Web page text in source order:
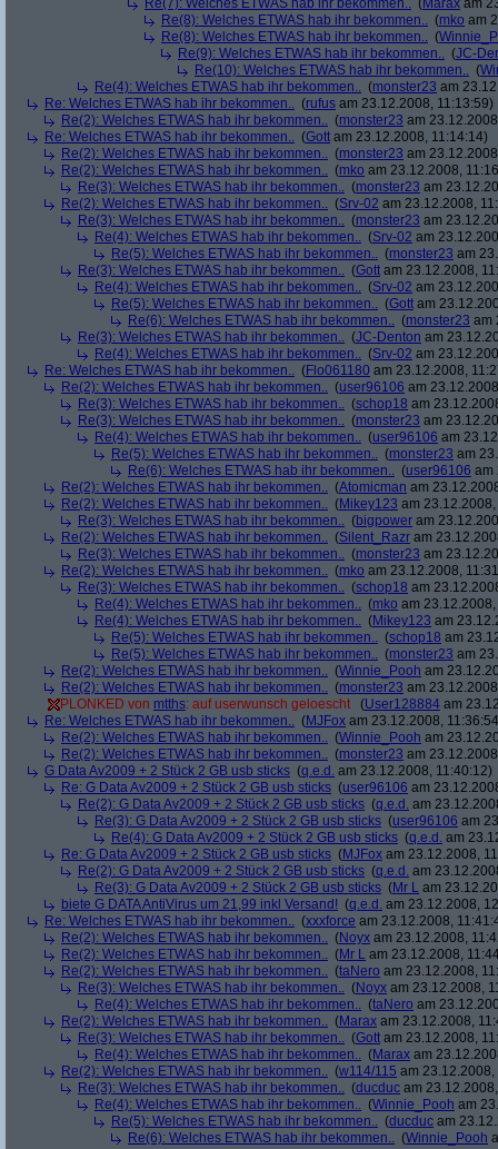
Re(7): Welches ETWAS hab ihr bekommen.. (Marax am
Re(8): Welches ETWAS hab ihr bekommen.. (mko am
Re(8): Welches ETWAS hab ihr bekommen.. (
Re(9): Welches ETWAS hab ihr bekommen.. (JC-
Re(10): Welches ETWAS hab ihr bekommen.. (
Re(4): Welches ETWAS hab ihr bekommen.. (monster23 am
Re: Welches ETWAS hab ihr bekommen.. (rufus am 23.12.2008, 11:13:59)
Re(2): Welches ETWAS hab ihr bekommen.. (monster23 am
Re: Welches ETWAS hab ihr bekommen.. (Gott am 23.12.2008, 11:14:14)
Re(2): Welches ETWAS hab ihr bekommen.. (monster23 am
Re(2): Welches ETWAS hab ihr bekommen.. (mko am 23.12.2008,
Re(3): Welches ETWAS hab ihr bekommen.. (monster23 am
Re(2): Welches ETWAS hab ihr bekommen.. (Srv-02 am 23.12.2008,
Re(3): Welches ETWAS hab ihr bekommen.. (monster23 am
Re(4): Welches ETWAS hab ihr bekommen.. (Srv-02 am
Re(5): Welches ETWAS hab ihr bekommen.. (monster23 am
Re(3): Welches ETWAS hab ihr bekommen.. (Gott am 23.12.2008,
Re(4): Welches ETWAS hab ihr bekommen.. (Srv-02 am
Re(5): Welches ETWAS hab ihr bekommen.. (Gott am
Re(6): Welches ETWAS hab ihr bekommen.. (monster23 am
Re(3): Welches ETWAS hab ihr bekommen.. (JC-Denton am
Re(4): Welches ETWAS hab ihr bekommen.. (Srv-02 am
Re: Welches ETWAS hab ihr bekommen.. (Flo061180 am 23.12.2008,
Re(2): Welches ETWAS hab ihr bekommen.. (user96106 am
Re(3): Welches ETWAS hab ihr bekommen.. (schop18 am
Re(3): Welches ETWAS hab ihr bekommen.. (monster23 am
Re(4): Welches ETWAS hab ihr bekommen.. (user96106 am
Re(5): Welches ETWAS hab ihr bekommen.. (monster23 am
Re(6): Welches ETWAS hab ihr bekommen.. (user96106 am
Re(2): Welches ETWAS hab ihr bekommen.. (Atomicman am
Re(2): Welches ETWAS hab ihr bekommen.. (Mikey123 am
Re(3): Welches ETWAS hab ihr bekommen.. (bigpower am
Re(2): Welches ETWAS hab ihr bekommen.. (Silent_Razr am
Re(3): Welches ETWAS hab ihr bekommen.. (monster23 am
Re(2): Welches ETWAS hab ihr bekommen.. (mko am 23.12.2008,
Re(3): Welches ETWAS hab ihr bekommen.. (schop18 am
Re(4): Welches ETWAS hab ihr bekommen.. (mko am
Re(4): Welches ETWAS hab ihr bekommen.. (Mikey123 am
Re(5): Welches ETWAS hab ihr bekommen.. (schop18 am
Re(5): Welches ETWAS hab ihr bekommen.. (monster23 am
Re(2): Welches ETWAS hab ihr bekommen.. (Winnie_Pooh am
Re(2): Welches ETWAS hab ihr bekommen.. (monster23 am
PLONKED von mtths: auf userwunsch geloescht (User128884 am
Re: Welches ETWAS hab ihr bekommen.. (MJFox am 23.12.2008,
Re(2): Welches ETWAS hab ihr bekommen.. (Winnie_Pooh am
Re(2): Welches ETWAS hab ihr bekommen.. (monster23 am
G Data Av2009 + 2 Stück 2 GB usb sticks (q.e.d. am 23.12.2008, 11:40:12)
Re: G Data Av2009 + 2 Stück 2 GB usb sticks (user96106 am
Re(2): G Data Av2009 + 2 Stück 2 GB usb sticks (q.e.d. am
Re(3): G Data Av2009 + 2 Stück 2 GB usb sticks (user96106 am
Re(4): G Data Av2009 + 2 Stück 2 GB usb sticks (q.e.d. am
Re: G Data Av2009 + 2 Stück 2 GB usb sticks (MJFox am 23.12.2008,
Re(2): G Data Av2009 + 2 Stück 2 GB usb sticks (q.e.d. am
Re(3): G Data Av2009 + 2 Stück 2 GB usb sticks (Mr L am
biete G DATA AntiVirus um 21,99 inkl Versand! (q.e.d. am 23.12.2008,
Re: Welches ETWAS hab ihr bekommen.. (xxxforce am 23.12.2008,
Re(2): Welches ETWAS hab ihr bekommen.. (Noyx am 23.12.2008,
Re(2): Welches ETWAS hab ihr bekommen.. (Mr L am 23.12.2008,
Re(2): Welches ETWAS hab ihr bekommen.. (taNero am 23.12.2008,
Re(3): Welches ETWAS hab ihr bekommen.. (Noyx am 23.12.2008,
Re(4): Welches ETWAS hab ihr bekommen.. (taNero am
Re(2): Welches ETWAS hab ihr bekommen.. (Marax am 23.12.2008,
Re(3): Welches ETWAS hab ihr bekommen.. (Gott am 23.12.2008,
Re(4): Welches ETWAS hab ihr bekommen.. (Marax am
Re(2): Welches ETWAS hab ihr bekommen.. (w114/115 am 23.12.2008,
Re(3): Welches ETWAS hab ihr bekommen.. (ducduc am
Re(4): Welches ETWAS hab ihr bekommen.. (Winnie_Pooh am
Re(5): Welches ETWAS hab ihr bekommen.. (ducduc am
Re(6): Welches ETWAS hab ihr bekommen.. (Winnie_Pooh